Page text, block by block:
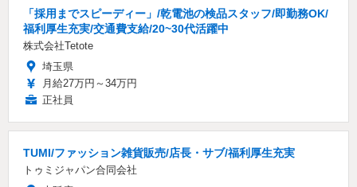
「採用までスピーディー」/乾電池の検品スタッフ/即勤務OK/
福利厚生充実/交通費支給/20~30代活躍中
株式会社Tetote
埼玉県
月給27万円～34万円
正社員
TUMI/ファッション雑貨販売/店長・サブ/福利厚生充実
トゥミジャパン合同会社